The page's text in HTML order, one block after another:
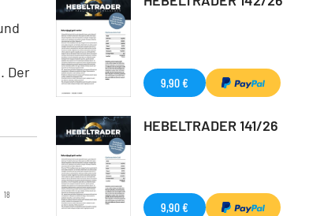
Der
18
9,90 €
HEBELTRADER 141/26
9,90 €